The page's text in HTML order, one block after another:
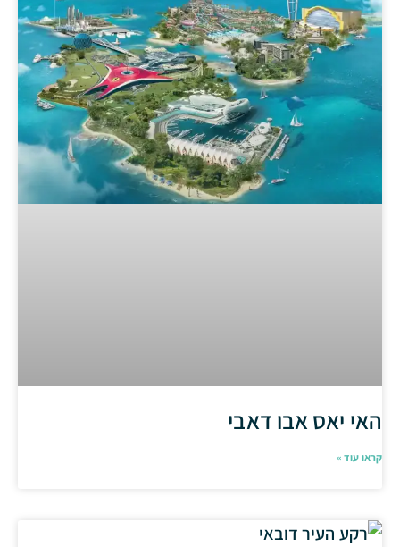
האי יאס אבו דאבי
קראו עוד »